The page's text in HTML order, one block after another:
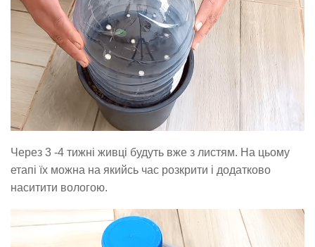
Через 3 -4 тижні живці будуть вже з листям. На цьому
етапі їх можна на якийсь час розкрити і додатково
наситити вологою.